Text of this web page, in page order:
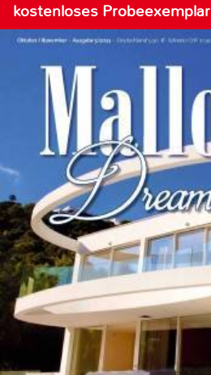
kostenloses Probeexemplar